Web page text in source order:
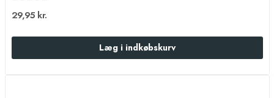
29,95 kr.
Læg i indkøbskurv